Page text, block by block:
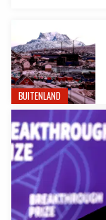
BUITENLAND